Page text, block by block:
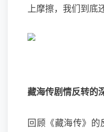
上摩擦，我们到底
藏海传剧情反转的
回顾《藏海传》